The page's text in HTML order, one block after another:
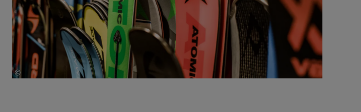
© Mathäus Gartner